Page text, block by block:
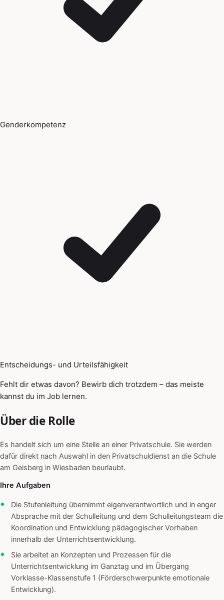
Genderkompetenz
Entscheidungs- und Urteilsfähigkeit
Fehlt dir etwas davon? Bewirb dich trotzdem – das meiste
kannst du im Job lernen.
Über die Rolle
Es handelt sich um eine Stelle an einer Privatschule. Sie werden
dafür direkt nach Auswahl in den Privatschuldienst an die Schule
am Geisberg in Wiesbaden beurlaubt.
Ihre Aufgaben
Die Stufenleitung übernimmt eigenverantwortlich und in enger
Absprache mit der Schulleitung und dem Schulleitungsteam die
Koordination und Entwicklung pädagogischer Vorhaben
innerhalb der Unterrichtsentwicklung.
Sie arbeitet an Konzepten und Prozessen für die
Unterrichtsentwicklung im Ganztag und im Übergang
Vorklasse-Klassenstufe 1 (Förderschwerpunkte emotionale
Entwicklung).